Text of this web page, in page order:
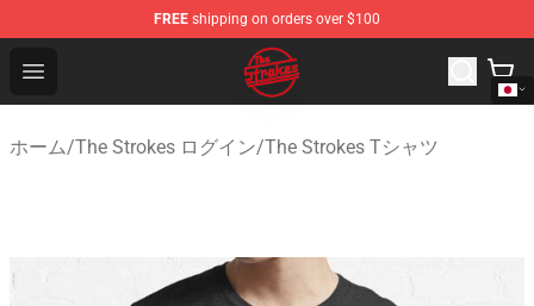
FREE shipping on orders over $100
Open menu
The Strokes Shop - Official The Strokes Merchandise
ホーム/The Strokes ログイン/The Strokes Tシャツ